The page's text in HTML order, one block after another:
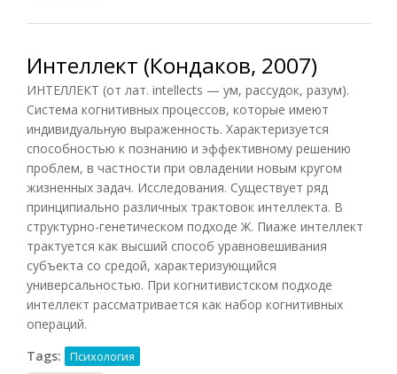
Интеллект (Кондаков, 2007)
ИНТЕЛЛЕКТ (от лат. intellects — ум, рассудок, разум).
Система когнитивных процессов, которые имеют
индивидуальную выраженность. Характеризуется
способностью к познанию и эффективному решению
проблем, в частности при овладении новым кругом
жизненных задач. Исследования. Существует ряд
принципиально различных трактовок интеллекта. В
структурно-генетическом подходе Ж. Пиаже интеллект
трактуется как высший способ уравновешивания
субъекта со средой, характеризующийся
универсальностью. При когнитивистском подходе
интеллект рассматривается как набор когнитивных
операций.
Tags:
Психология